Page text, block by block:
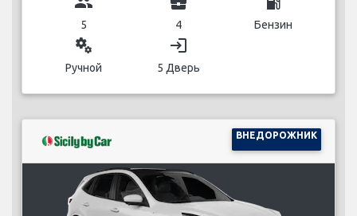
5 4 Бензин
miscellaneous_services
Ручной
login
5 Дверь
ВНЕДОРОЖНИК